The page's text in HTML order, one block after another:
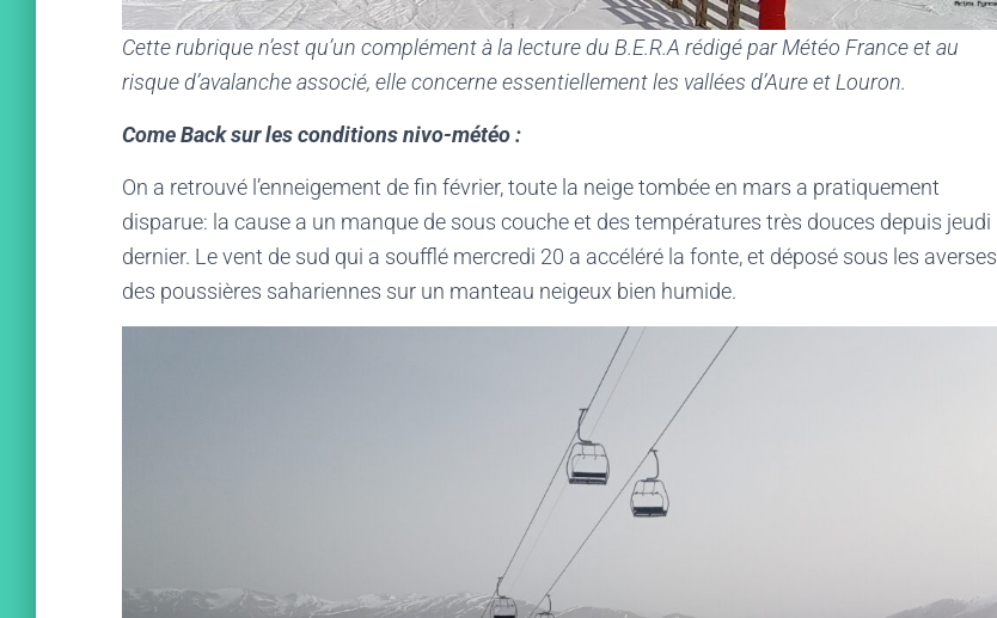
Cette rubrique n’est qu’un complément à la lecture du B.E.R.A rédigé par Météo France et au
risque d’avalanche associé, elle concerne essentiellement les vallées d’Aure et Louron.
Come Back sur les conditions nivo-météo :
On a retrouvé l’enneigement de fin février, toute la neige tombée en mars a pratiquement
disparue: la cause a un manque de sous couche et des températures très douces depuis jeudi
dernier. Le vent de sud qui a soufflé mercredi 20 a accéléré la fonte, et déposé sous les averses
des poussières sahariennes sur un manteau neigeux bien humide.